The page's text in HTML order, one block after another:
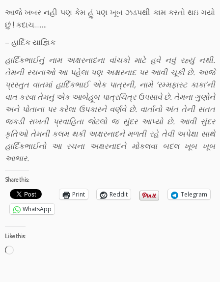
આજે ખબર નહી પણ કેમ હું પણ ખૂબ ઝડપથી કામ કરતો થઇ ગયો
છું ! કદાચ…….
– હાર્દિક યાજ્ઞિક
હાર્દિકભાઈનું નામ અક્ષરનાદના વાંચકો માટે હવે નવું રહ્યું નથી.
તેમની રચનાઓ આ પહેલા પણ અક્ષરનાદ પર આવી ચૂકી છે. આજે
પ્રસ્તુત વાતમાં હાર્દિકભાઈ એક પાત્રની, નામે ‘રમ્મફાસ્ટ કાકા’ની
વાત કરવા તેમનું એક આબેહૂબ પાત્રચિત્ર ઉપસાવે છે. તેમના ગુણોને
અને પોતાના પર કરેલા ઉપકારને વર્ણવે છે. વાર્તાનો અંત તેની સતત
જકડી રાખતી પ્રવાહિતા જેટલો જ સુંદર આપ્યો છે. આવી સુંદર
કૃતિઓ તેમની કલમ થકી અક્ષરનાદને મળતી રહે તેવી અપેક્ષા સાથે
હાર્દિકભાઈનો આ રચના અક્ષરનાદને મોકલવા બદલ ખૂબ ખૂબ
આભાર.
Share this:
Print Reddit
Telegram
WhatsApp
Like this:
Loading…